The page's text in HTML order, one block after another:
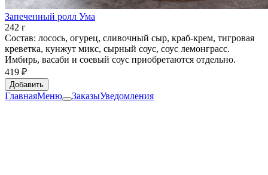
Запеченный ролл Ума
242 г
Состав: лосось, огурец, сливочный сыр, краб-крем, тигровая
креветка, кунжут микс, сырный соус, соус лемонграсс.
Имбирь, васаби и соевый соус приобретаются отдельно.
419 ₽
Добавить
ГлавнаяМеню ЗаказыУведомления